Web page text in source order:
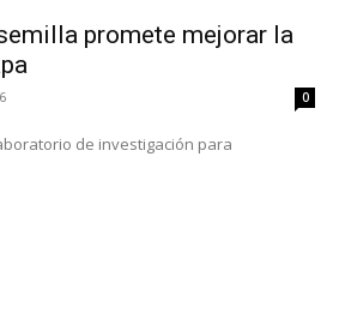
promete mejorar la
0
de investigación para